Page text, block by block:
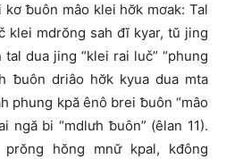
ƀuôn mâo klei hơ̆k mơak: Tal
klei mdrŏng sah đĭ kyar, tŭ jing
dua jing “klei rai luč” “phung
ƀuôn driâo hơ̆k kyua dua mta
phung kpă ênô brei ƀuôn “mâo
ngă bi “mdlưh ƀuôn” (êlan 11).
hŏng mnư̆ kpal, kđông